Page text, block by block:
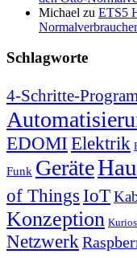
Michael zu ETS5
Schlagworte
4-Schritte-
EDOMI Elektrik
Funk Geräte
of Things IoT
Konzeption Kurios
Netzwerk